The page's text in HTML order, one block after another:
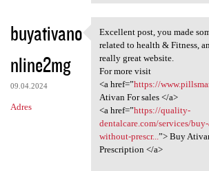
buyativano
nline2mg
09.04.2024
Adres
Excellent post, you
Excellent post, you made
related to health & Fitness,
really great website.
For more visit
<a href=”https://
Ativan For sales </a>
<a href=”https://quality-
dentalcare.com/services/
without-prescr... ”> Buy
Prescription </a>